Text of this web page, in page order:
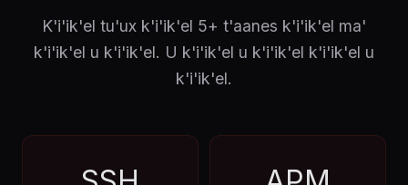
K'i'ik'el tu'ux k'i'ik'el 5+ t'aanes k'i'ik'el ma'
k'i'ik'el u k'i'ik'el. U k'i'ik'el u k'i'ik'el k'i'ik'el u
k'i'ik'el.